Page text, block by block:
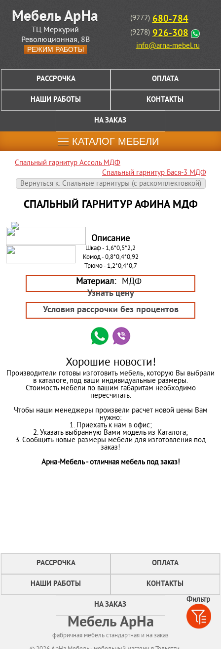
Фильтр
ТЦ Меркурий
Революционная, 8В
РЕЖИМ РАБОТЫ
(9272) 680-784
(9278) 926-308
info@arna-mebel.ru
РАССРОЧКА ОПЛАТА
НАШИ РАБОТЫ КОНТАКТЫ
НА ЗАКАЗ
КАТАЛОГ МЕБЕЛИ
Спальный гарнитур Ассоль МДФ
Спальный гарнитур Бася-3 МДФ
Вернуться к: Спальные гарнитуры (c раскомплектовкой)
СПАЛЬНЫЙ ГАРНИТУР АФИНА МДФ
Описание
Шкаф - 1,6*0,5*2,2
Комод - 0,8*0,4*0,92
Трюмо - 1,2*0,4*0,7
Материал: МДФ
Узнать цену
Условия рассрочки без процентов
Хорошие новости!
Производители готовы изготовить мебель, которую Вы выбрали
в каталоге, под ваши индивидуальные размеры.
Стоимость мебели по вашим габаритам необходимо
пересчитать.
Чтобы наши менеджеры произвели расчет новой цены Вам
нужно:
1. Приехать к нам в офис;
2. Указать выбранную Вами модель из Каталога;
3. Сообщить новые размеры мебели для изготовления под
заказ!
Арна-Мебель - отличная мебель под заказ!
РАССРОЧКА ОПЛАТА
НАШИ РАБОТЫ КОНТАКТЫ
НА ЗАКАЗ
Мебель АрНа
фабричная мебель стандартная и на заказ
© 2026 АрНа Мебель - мебельный магазин в Тольятти